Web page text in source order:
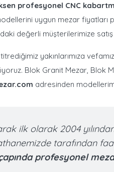
profesyonel CNC
uygun mezar fiyatları
değerli müşterilerimize satış
yakınlarımıza
Blok Granit Mezar, Blok
adresinden
ilk olarak 2004
tarafından
profesyonel